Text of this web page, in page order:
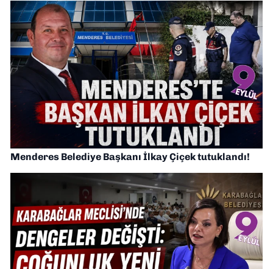
Menderes Belediye Başkanı İlkay Çiçek tutuklandı!